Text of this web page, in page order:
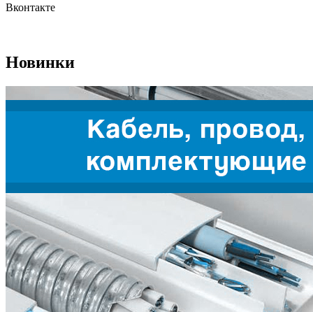
Вконтакте
Новинки